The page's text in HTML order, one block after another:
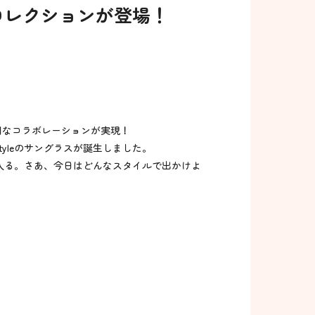
クションが登場！
コラボレーションが実現！
のサングラスが誕生しました。
。さあ、今日はどんなスタイルで出かけよ